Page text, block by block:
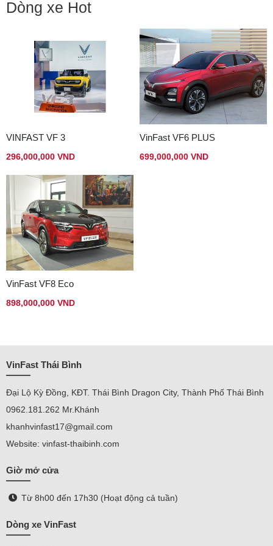
Dòng xe Hot
VINFAST VF 3
296,000,000 VND
VinFast VF6 PLUS
699,000,000 VND
VinFast VF8 Eco
898,000,000 VND
VinFast Thái Bình
Đại Lộ Kỳ Đồng, KĐT. Thái Bình Dragon City, Thành Phố Thái Bình
0962.181.262 Mr.Khánh
khanhvinfast17@gmail.com
Website: vinfast-thaibinh.com
Giờ mở cửa
Từ 8h00 đến 17h30 (Hoạt động cả tuần)
Dòng xe VinFast